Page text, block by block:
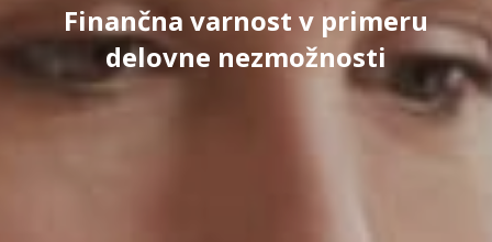
Finančna varnost v primeru
delovne nezmožnosti